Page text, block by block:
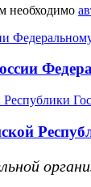
необходимо